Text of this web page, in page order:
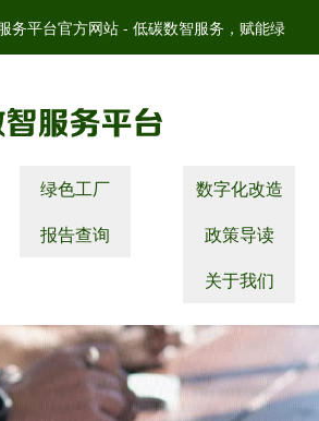
务平台官方网站 - 低碳数智服务，赋能绿
：
绿色工厂
数字化改造
报告查询
政策导读
关于我们